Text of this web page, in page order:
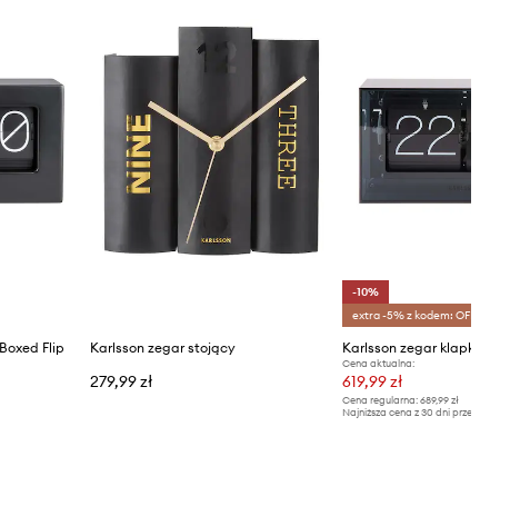
Flip Karlsson zegar stojący
279,99 zł
-10%
extra -5% z kodem: OFF*
Karlsson zegar klapkowy
Cena aktualna:
619,99 zł
Cena regularna: 689,99 zł
Najniższa cena z 30 dni przed obniżką: